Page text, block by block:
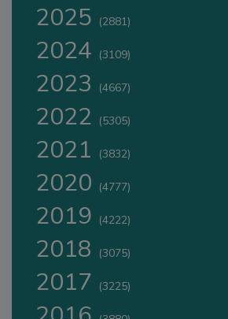
2025 (2881)
2024 (3109)
2023 (4667)
2022 (5305)
2021 (3832)
2020 (4777)
2019 (4222)
2018 (3075)
2017 (3225)